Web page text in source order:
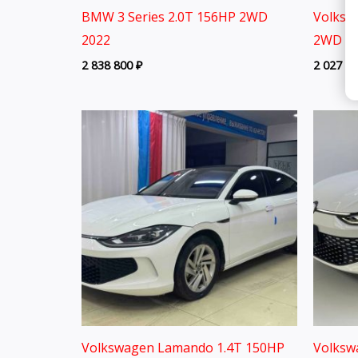
BMW 3 Series 2.0T 156HP 2WD
2022
2 838 800₽
2WD
2 027
Volkswagen Lamando 1.4T 150HP